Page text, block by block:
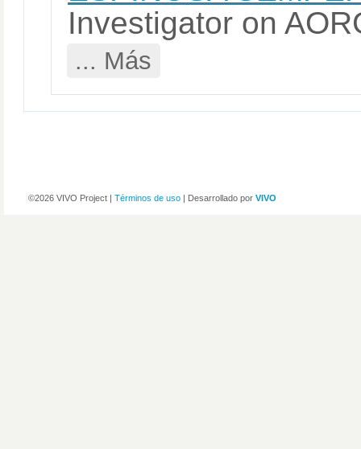
Investigator on
... Más
©2026 VIVO Project | Términos de uso | Desarrollado por VIVO